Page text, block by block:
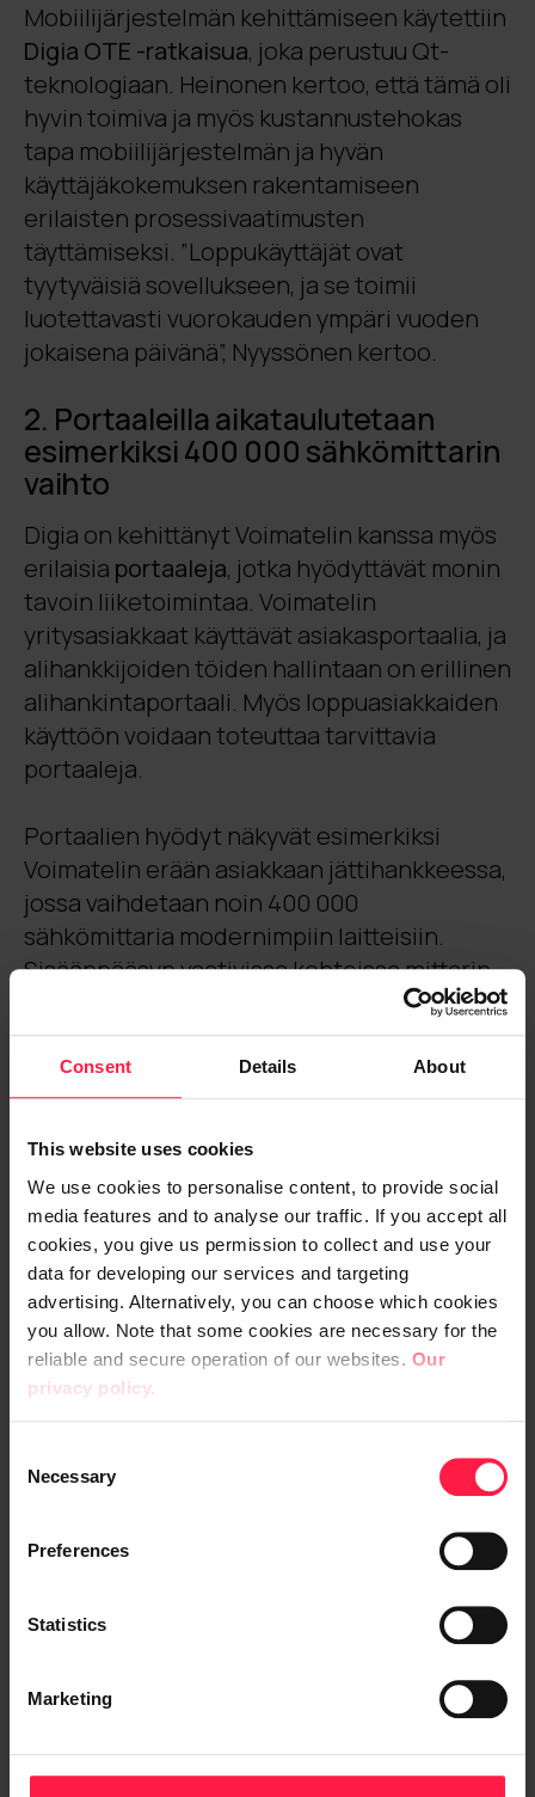
Consent Details About
This website uses cookies
We use cookies to personalise content, to provide social
media features and to analyse our traffic. If you accept all
cookies, you give us permission to collect and use your
data for developing our services and targeting
advertising. Alternatively, you can choose which cookies
you allow. Note that some cookies are necessary for the
reliable and secure operation of our websites. Our
privacy policy.
Necessary
Preferences
Statistics
Marketing
Mobiilijärjestelmän kehittämiseen käytettiin
Digia OTE -ratkaisua, joka perustuu Qt-
teknologiaan. Heinonen kertoo, että tämä oli
hyvin toimiva ja myös kustannustehokas
tapa mobiilijärjestelmän ja hyvän
käyttäjäkokemuksen rakentamiseen
erilaisten prosessivaatimusten
täyttämiseksi. ”Loppukäyttäjät ovat
tyytyväisiä sovellukseen, ja se toimii
luotettavasti vuorokauden ympäri vuoden
jokaisena päivänä”, Nyyssönen kertoo.
2. Portaaleilla aikataulutetaan
esimerkiksi 400 000 sähkömittarin
vaihto
Digia on kehittänyt Voimatelin kanssa myös
erilaisia portaaleja, jotka hyödyttävät monin
tavoin liiketoimintaa. Voimatelin
yritysasiakkaat käyttävät asiakasportaalia, ja
alihankkijoiden töiden hallintaan on erillinen
alihankintaportaali. Myös loppuasiakkaiden
käyttöön voidaan toteuttaa tarvittavia
portaaleja.
Portaalien hyödyt näkyvät esimerkiksi
Voimatelin erään asiakkaan jättihankkeessa,
jossa vaihdetaan noin 400 000
sähkömittaria modernimpiin laitteisiin.
Sisäänpääsyn vaativissa kohteissa mittarin
asennusaika täytyy sopia asukkaan kanssa.
Ajanvarausportaalin kautta he voivat valita
itselleen sopivan asennusajan, minkä
jälkeen järjestelmä välittää työmääräykset
asentajille Voimis-sovellukseen.
”Minuutti rutiininomaista tekemistä kentällä
maksaa aika paljon. Jos saamme sen pois
digitalisaation avulla, se on meille
liiketaloudellisesti erittäin merkittävää”,
toteaa Heinonen.
3. Yli 200 integraatiota –
moderneihin API-rajapintoihin
paljon järjestelmien välisiä
integraatioita
integraatiotapahtumia on kuukausittain
rakennettiin moderni integraatioalusta, joka
nopeuttaa ja helpottaa niiden toteuttamista.
Pyhäluoto kertoo, että Digian laaja